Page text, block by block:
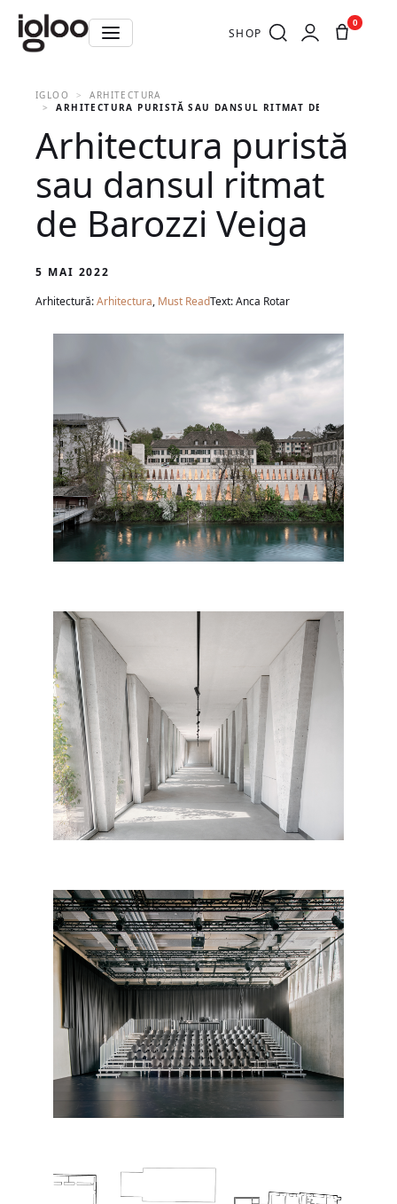
SHOP
0
IGLOO
ARHITECTURA
ARHITECTURA PURISTĂ SAU DANSUL RITMAT DE BAROZZI
Arhitectura puristă
sau dansul ritmat
de Barozzi Veiga
5 MAI 2022
Arhitectură:Arhitectura, Must ReadText: Anca Rotar